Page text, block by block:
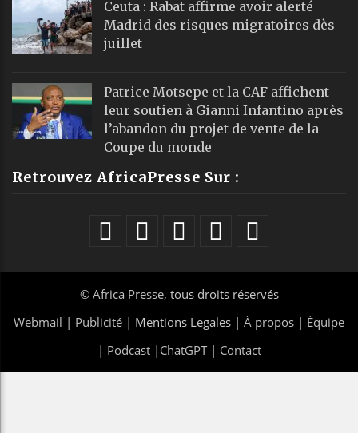
Ceuta : Rabat affirme avoir alerté
Madrid des risques migratoires dès
juillet
Patrice Motsepe et la CAF affichent
leur soutien à Gianni Infantino après
l’abandon du projet de vente de la
Coupe du monde
Retrouvez AfricaPresse Sur :
© Africa Presse, tous droits réservés
Webmail | Publicité | Mentions Legales | À propos | Équipe
| Podcast| ChatGPT| Contact